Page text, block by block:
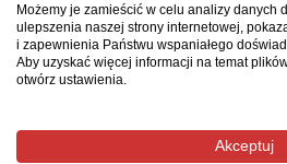
roboczy.
Najczęstsze
pod wkręty?
Czy można nanieść na tabliczkę
Możemy je zamieścić w celu analizy danych
ulepszenia naszej strony internetowej,
i zapewnienia Państwu wspaniałego
Aby uzyskać więcej informacji na temat
otwórz ustawienia.
Akceptuj